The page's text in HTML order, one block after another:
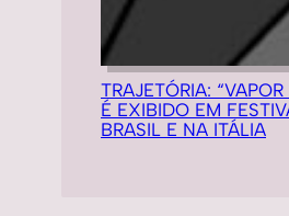
TRAJETÓRIA: “VAPOR
É EXIBIDO EM
BRASIL E NA ITÁLIA